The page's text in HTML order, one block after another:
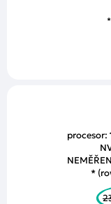
procesor:
*